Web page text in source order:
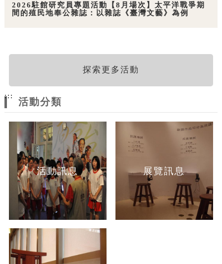
2026駐館研究員專題活動【8月場次】太平洋戰爭期
間的殖民地奉公雜誌：以雜誌《臺灣文藝》為例
探索更多活動
:::
活動分類
活動訊息 展覽訊息